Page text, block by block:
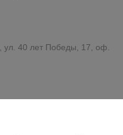
40 лет Победы, 17, оф.
весь график работы